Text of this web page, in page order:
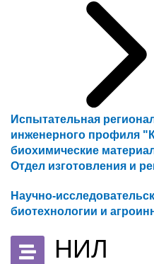
Испытательная
инженерного профиля
биохимические
Отдел изготовления и
Научно-
биотехнологии и
НИЛ